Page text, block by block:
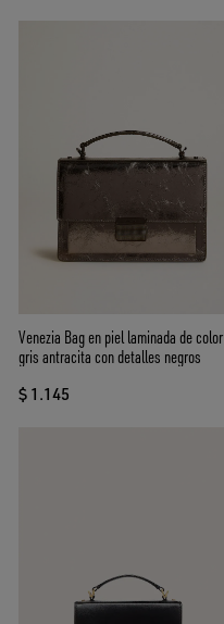
Venezia Bag en piel laminada de color
gris antracita con detalles negros
$ 1.145